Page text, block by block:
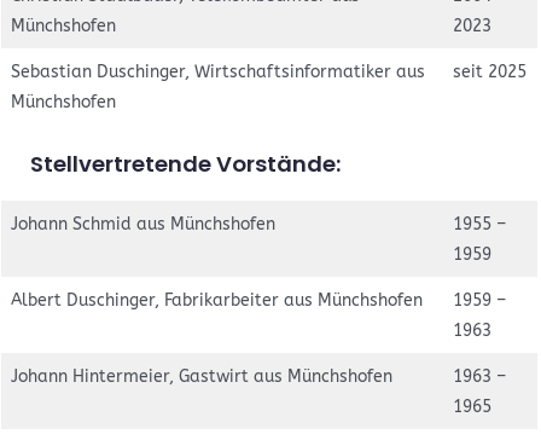
Münchshofen
2023
Sebastian Duschinger, Wirtschaftsinformatiker aus
Münchshofen
seit 2025
Stellvertretende Vorstände:
Johann Schmid aus Münchshofen
1955 –
1959
Albert Duschinger, Fabrikarbeiter aus Münchshofen
1959 –
1963
Johann Hintermeier, Gastwirt aus Münchshofen
1963 –
1965